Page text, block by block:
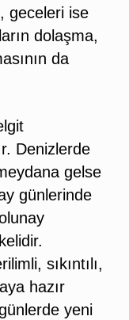
geceleri ise
dolaşma,
da
Denizlerde
gelse
günlerinde
sıkıntılı,
hazır
yeni